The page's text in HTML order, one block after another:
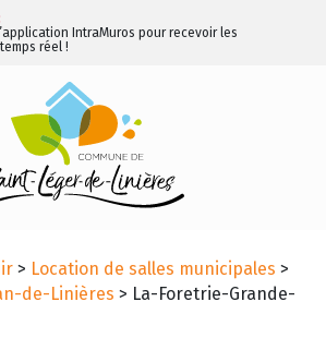
IntraMuros pour recevoir les
réel !
> Location de salles municipales >
de-Linières > La-Foretrie-Grande-